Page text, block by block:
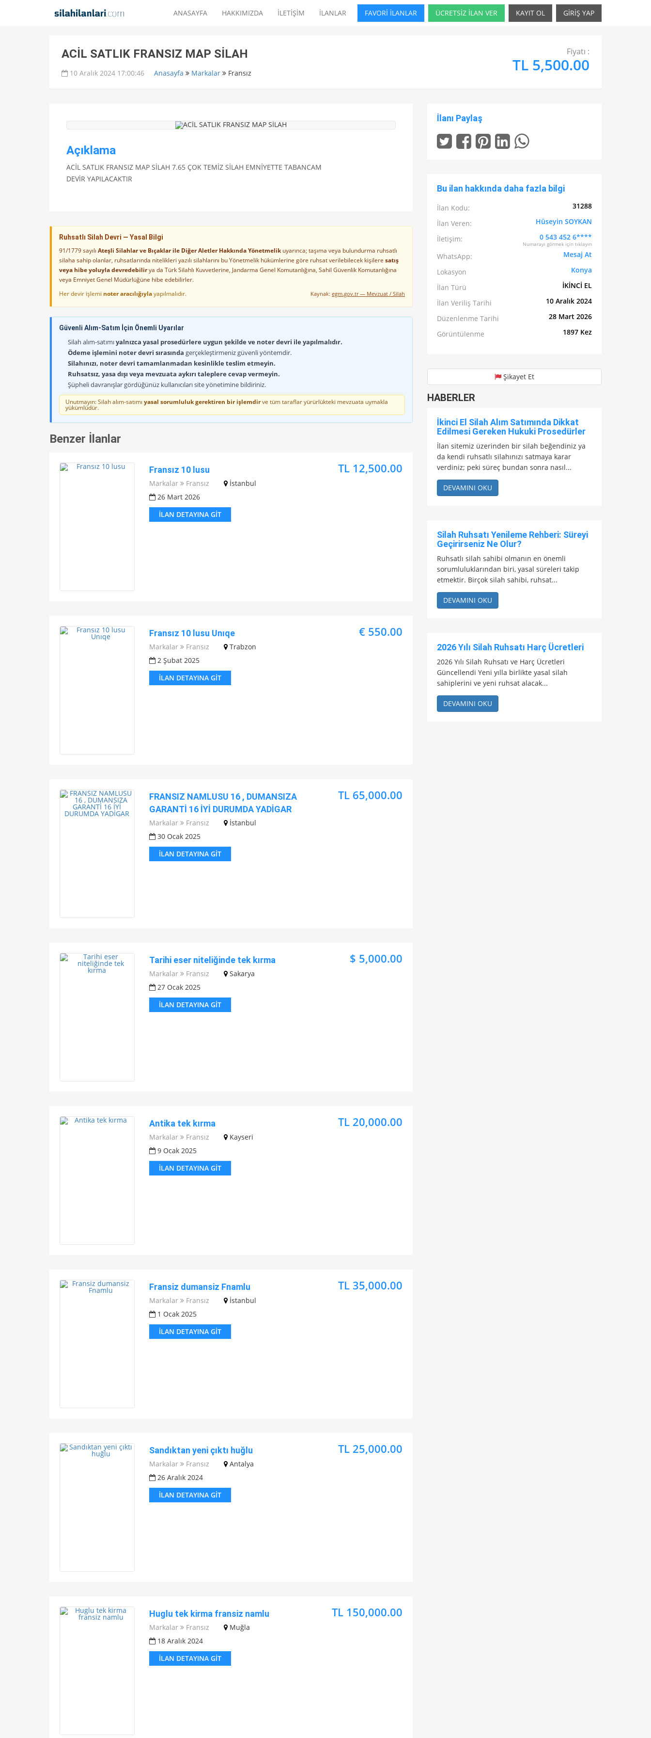
ANASAYFA HAKKIMIZDA İLETİŞİM İLANLAR FAVORİ İLANLAR ÜCRETSİZ İLAN VER KAYIT OL GİRİŞ YAP
ACİL SATLIK FRANSIZ MAP SİLAH
10 Aralık 2024 17:00:46 Anasayfa Markalar Fransız
Fiyatı :
TL 5,500.00
Açıklama
ACİL SATLIK FRANSIZ MAP SİLAH 7.65 ÇOK TEMİZ SİLAH EMNİYETTE TABANCAM
DEVİR YAPILACAKTIR
Ruhsatlı Silah Devri — Yasal Bilgi
91/1779 sayılı Ateşli Silahlar ve Bıçaklar ile Diğer Aletler Hakkında Yönetmelikuyarınca; taşıma veya bulundurma ruhsatlı
silaha sahip olanlar, ruhsatlarında nitelikleri yazılı silahlarını bu Yönetmelik hükümlerine göre ruhsat verilebilecek kişilere satış
veya hibe yoluyla devredebilirya da Türk Silahlı Kuvvetlerine, Jandarma Genel Komutanlığına, Sahil Güvenlik Komutanlığına
veya Emniyet Genel Müdürlüğüne hibe edebilirler.
Her devir işlemi noter aracılığıylayapılmalıdır. Kaynak: egm.gov.tr — Mevzuat / Silah
Güvenli Alım-Satım İçin Önemli Uyarılar
Silah alım-satımıyalnızca yasal prosedürlere uygun şekilde ve noter devri ile yapılmalıdır.
Ödeme işlemini noter devri sırasında gerçekleştirmeniz güvenli yöntemdir.
Silahınızı, noter devri tamamlanmadan kesinlikle teslim etmeyin.
Ruhsatsız, yasa dışı veya mevzuata aykırı taleplere cevap vermeyin.
Şüpheli davranışlar gördüğünüz kullanıcıları site yönetimine bildiriniz.
Unutmayın: Silah alım-satımı yasal sorumluluk gerektiren bir işlemdirve tüm taraflar yürürlükteki mevzuata uymakla
yükümlüdür.
Benzer İlanlar
Fransız 10 lusu
Markalar Fransız
İstanbul
26 Mart 2026
İLAN DETAYINA GIT
TL 12,500.00
Fransız 10 lusu Unıqe
Markalar Fransız
Trabzon
2 Şubat 2025
İLAN DETAYINA GIT
€ 550.00
FRANSIZ NAMLUSU 16 , DUMANSIZA
GARANTİ 16 İYİ DURUMDA YADİGAR
Markalar Fransız
İstanbul
30 Ocak 2025
İLAN DETAYINA GIT
TL 65,000.00
Tarihi eser niteliğinde tek kırma
Markalar Fransız
Sakarya
27 Ocak 2025
İLAN DETAYINA GIT
$ 5,000.00
Antika tek kırma
Markalar Fransız
Kayseri
9 Ocak 2025
İLAN DETAYINA GIT
TL 20,000.00
Fransiz dumansiz Fnamlu
Markalar Fransız
İstanbul
1 Ocak 2025
İLAN DETAYINA GIT
TL 35,000.00
Sandıktan yeni çıktı huğlu
Markalar Fransız
Antalya
26 Aralık 2024
İLAN DETAYINA GIT
TL 25,000.00
Huglu tek kirma fransiz namlu
Markalar Fransız
Muğla
18 Aralık 2024
İLAN DETAYINA GIT
TL 150,000.00
İlanı Paylaş
Bu ilan hakkında daha fazla bilgi
İlan Kodu:
31288
İlan Veren:
Hüseyin SOYKAN
İletişim:
0 543 452 6****
Numarayı görmek için tıklayın
WhatsApp:
Mesaj At
Lokasyon
Konya
İlan Türü
İKİNCİ EL
İlan Veriliş Tarihi
10 Aralık 2024
Düzenlenme Tarihi
28 Mart 2026
Görüntülenme
1897 Kez
Şikayet Et
HABERLER
İkinci El Silah Alım Satımında Dikkat
Edilmesi Gereken Hukuki Prosedürler
İlan sitemiz üzerinden bir silah beğendiniz ya
da kendi ruhsatlı silahınızı satmaya karar
verdiniz; peki süreç bundan sonra nasıl...
DEVAMINI OKU
Silah Ruhsatı Yenileme Rehberi: Süreyi
Geçirirseniz Ne Olur?
Ruhsatlı silah sahibi olmanın en önemli
sorumluluklarından biri, yasal süreleri takip
etmektir. Birçok silah sahibi, ruhsat...
DEVAMINI OKU
2026 Yılı Silah Ruhsatı Harç Ücretleri
2026 Yılı Silah Ruhsatı ve Harç Ücretleri
Güncellendi Yeni yılla birlikte yasal silah
sahiplerini ve yeni ruhsat alacak...
DEVAMINI OKU